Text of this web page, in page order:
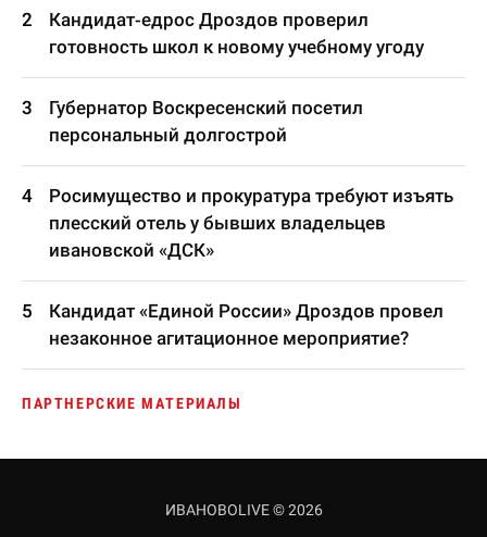
Кандидат-едрос Дроздов проверил
готовность школ к новому учебному угоду
Губернатор Воскресенский посетил
персональный долгострой
Росимущество и прокуратура требуют изъять
плесский отель у бывших владельцев
ивановской «ДСК»
Кандидат «Единой России» Дроздов провел
незаконное агитационное мероприятие?
ПАРТНЕРСКИЕ МАТЕРИАЛЫ
ИВАНОВОLIVE © 2026